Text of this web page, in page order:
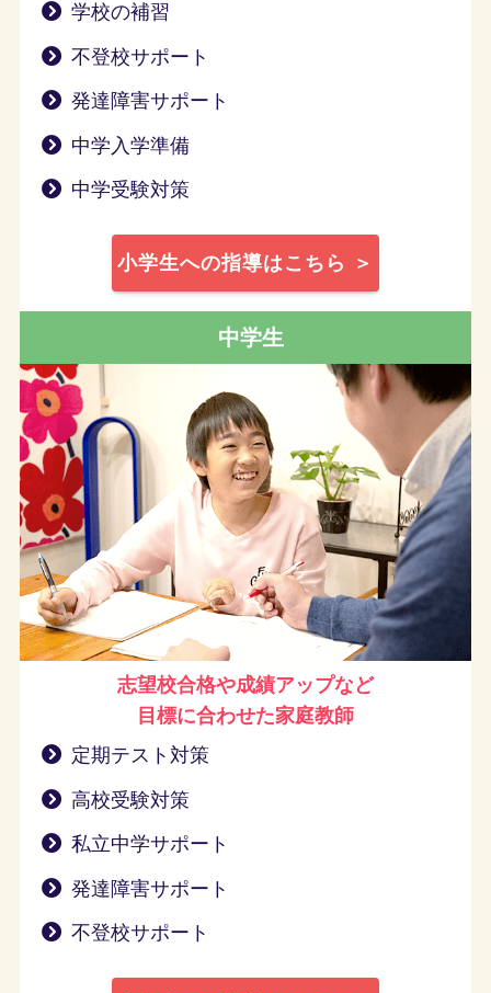
学校の補習
不登校サポート
発達障害サポート
中学入学準備
中学受験対策
小学生への指導はこちら ＞
中学生
志望校合格や成績アップなど
目標に合わせた家庭教師
定期テスト対策
高校受験対策
私立中学サポート
発達障害サポート
不登校サポート